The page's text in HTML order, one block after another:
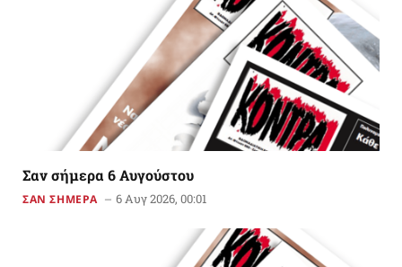
Σαν σήμερα 6 Αυγούστου
ΣΑΝ ΣΗΜΕΡΑ 6 Αυγ 2026, 00:01